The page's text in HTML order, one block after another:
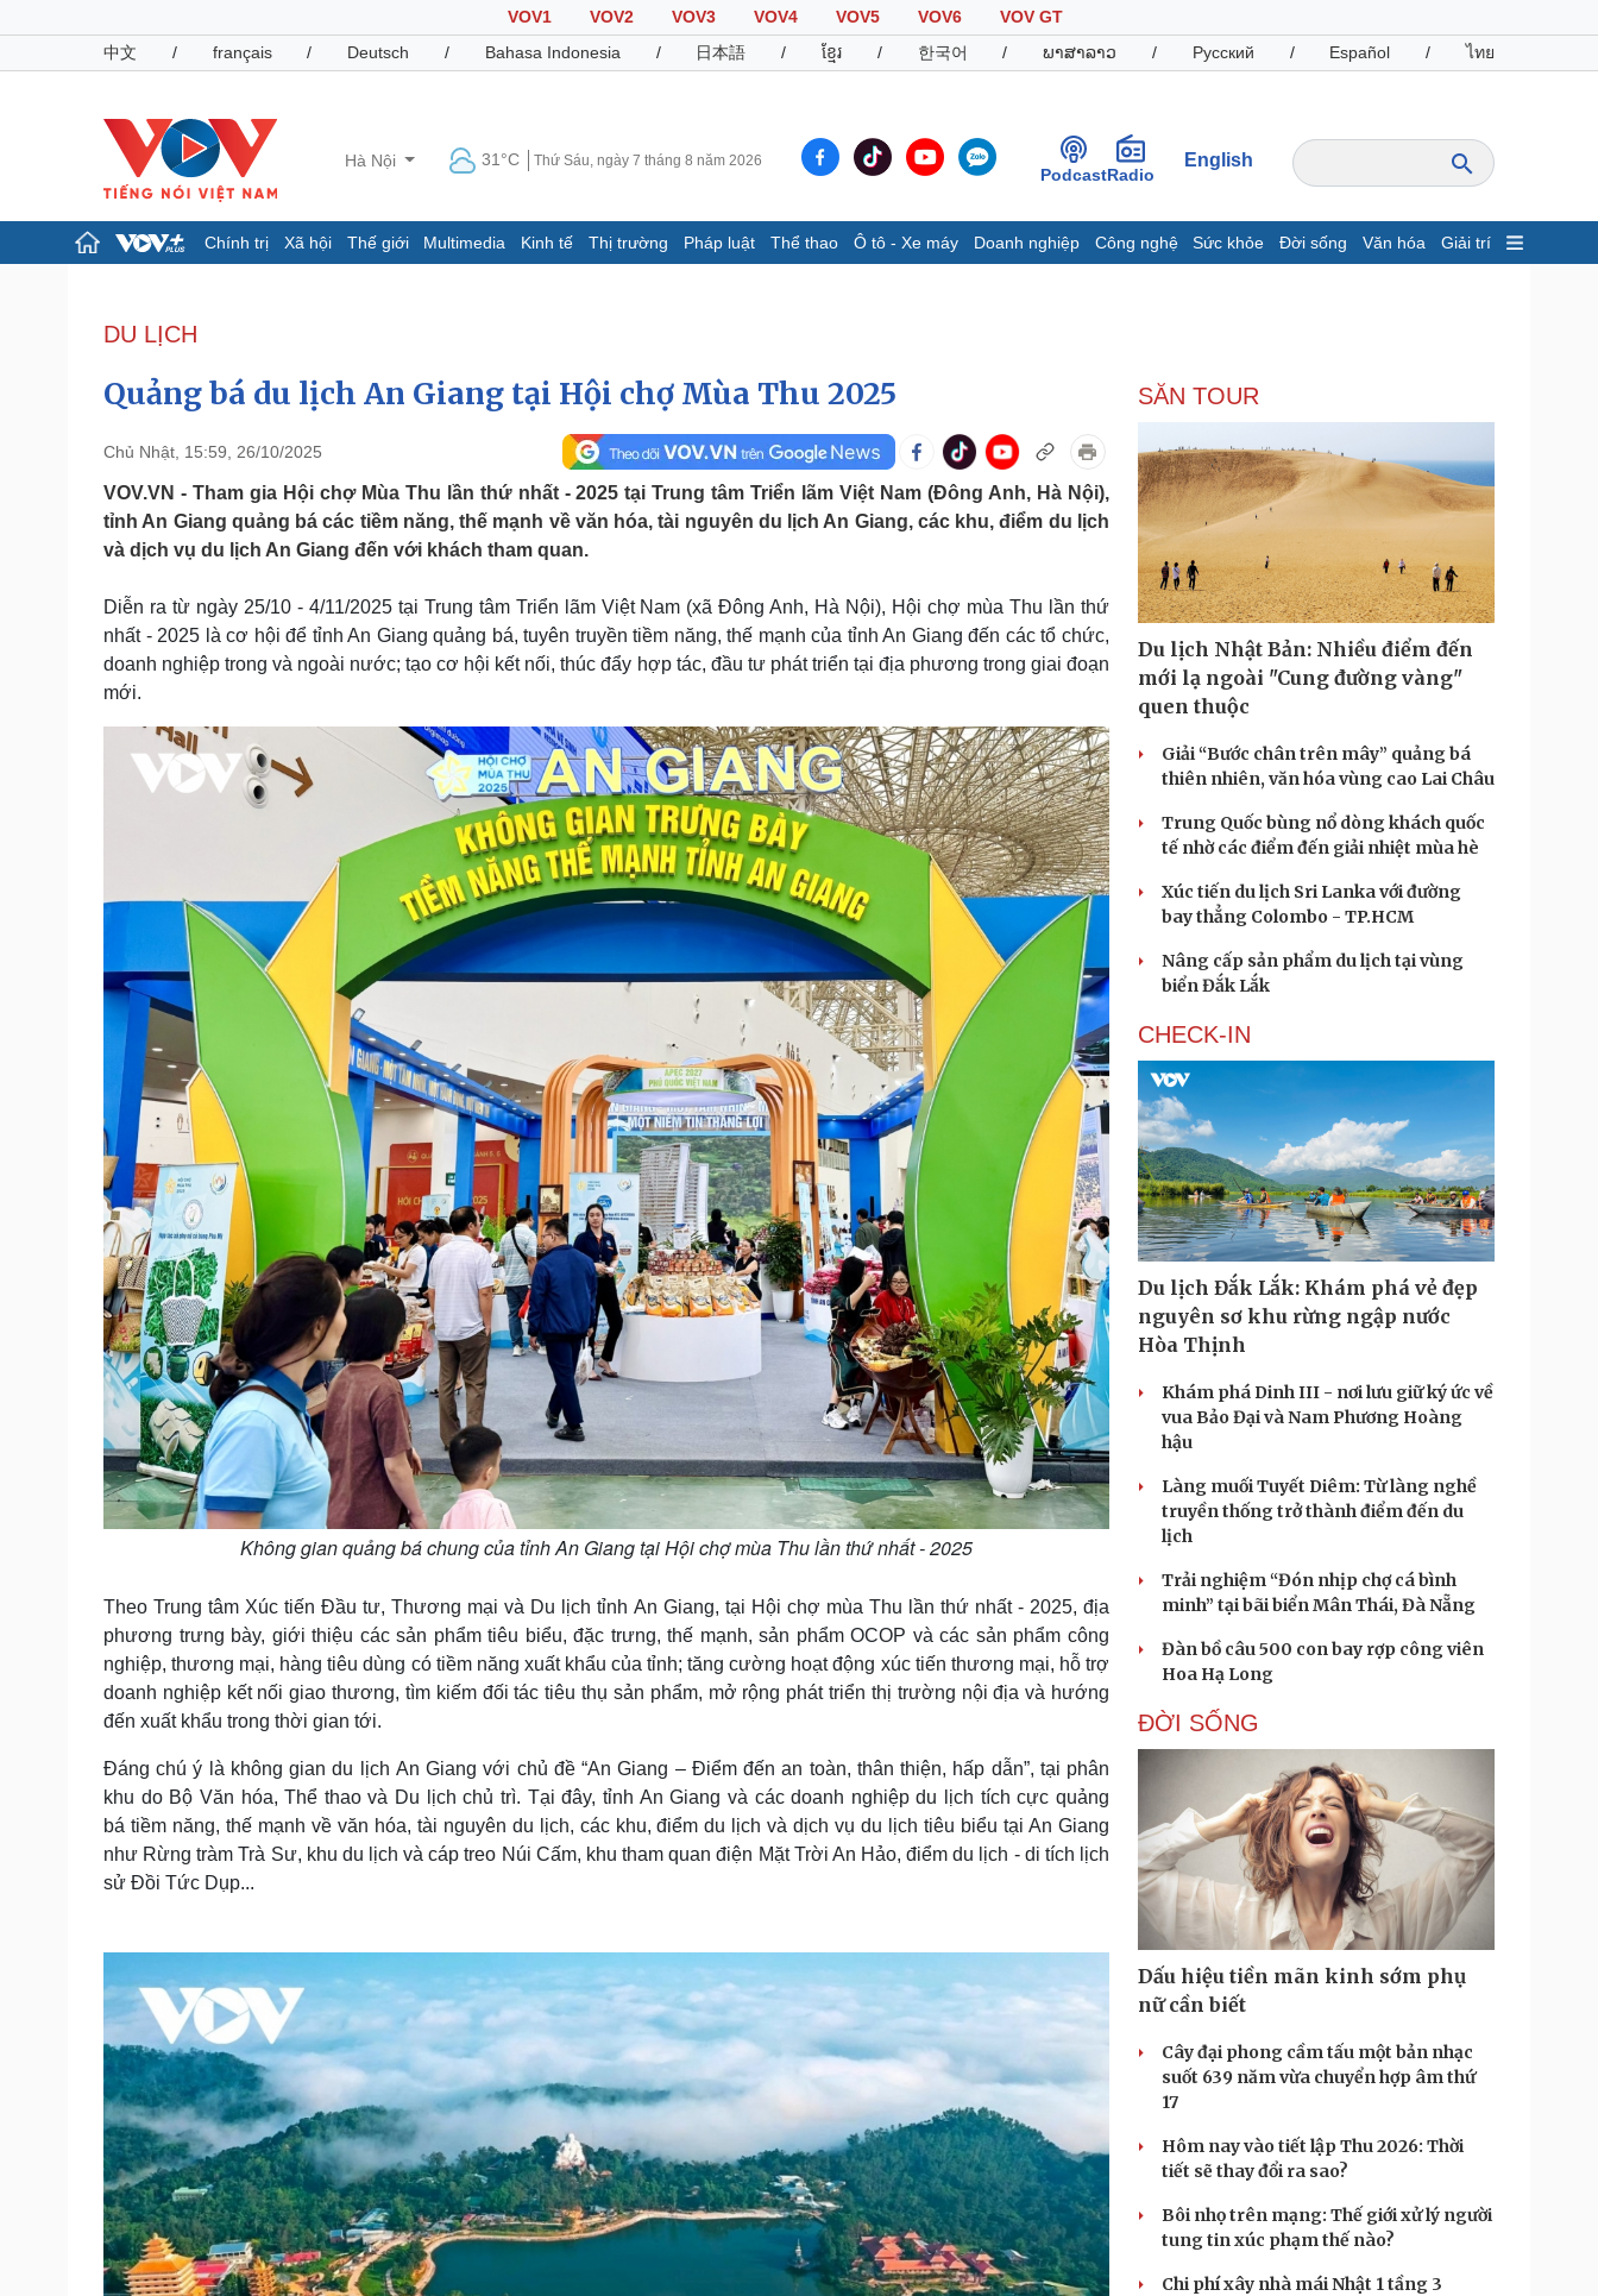
VOV1 VOV2 VOV3 VOV4 VOV5 VOV6
VOV GT
中文
/ français / Deutsch / Bahasa Indonesia / 日本語 / ខ្មែរ / 한국어 / ພາສາລາວ / Русский / Español / ไทย
Hà Nội 31°C Thứ Sáu, ngày 7 tháng 8 năm 2026
PodcastRadio
English
Chính trị Xã hội Thế giới Multimedia Kinh tế Thị trường Pháp luật Thể thao Ô tô - Xe máy Doanh nghiệp Công nghệ Sức khỏe Đời sống Văn hóa Giải trí
Đảng
Tổ chức nhân sự
Quốc hội
Nhận diện sự thật
Dấu ấn VOV
Infographic
Giá cà phê
Pháp luật
Vụ án
Tin nóng
Quân sự - Quốc phòng
Vũ khí
Việt Nam
Thể thao
Bóng đá
eSports
Hậu trường
Ô tô - Xe máy
Ô tô
Doanh nghiệp
Thông tin doanh nghiệp
Doanh nghiệp 24h
Doanh nhân
Vì cộng đồng
Công nghệ
Tin Công nghệ
Trải nghiệm
Chuyển đổi số
Sức khỏe
Dinh dưỡng - món ngon
Sản phụ khoa
Nhi khoa
Nam khoa
Đời sống
Tình yêu - Gia đình
Văn hóa
Âm nhạc
Di sản
Giải trí
Sao Việt
Du lịch
check-in
Podcast
Câu chuyện thời sự
Cửa sổ tình yêu
Kể chuyện cho bé
Hạt giống tâm hồn
Cải chính
DU LỊCH
Quảng bá du lịch An Giang tại Hội chợ Mùa Thu 2025
Chủ Nhật, 15:59, 26/10/2025
VOV.VN - Tham gia Hội chợ Mùa Thu lần thứ nhất - 2025 tại Trung tâm Triển lãm Việt Nam (Đông Anh, Hà Nội),
tỉnh An Giang quảng bá các tiềm năng, thế mạnh về văn hóa, tài nguyên du lịch An Giang, các khu, điểm du lịch
và dịch vụ du lịch An Giang đến với khách tham quan.
Diễn ra từ ngày 25/10 - 4/11/2025 tại Trung tâm Triển lãm Việt Nam (xã Đông Anh, Hà Nội), Hội chợ mùa Thu lần thứ
nhất - 2025 là cơ hội để tỉnh An Giang quảng bá, tuyên truyền tiềm năng, thế mạnh của tỉnh An Giang đến các tổ chức,
doanh nghiệp trong và ngoài nước; tạo cơ hội kết nối, thúc đẩy hợp tác, đầu tư phát triển tại địa phương trong giai đoạn
mới.
Không gian quảng bá chung của tỉnh An Giang tại Hội chợ mùa Thu lần thứ nhất - 2025
Theo Trung tâm Xúc tiến Đầu tư, Thương mại và Du lịch tỉnh An Giang, tại Hội chợ mùa Thu lần thứ nhất - 2025, địa
phương trưng bày, giới thiệu các sản phẩm tiêu biểu, đặc trưng, thế mạnh, sản phẩm OCOP và các sản phẩm công
nghiệp, thương mại, hàng tiêu dùng có tiềm năng xuất khẩu của tỉnh; tăng cường hoạt động xúc tiến thương mại, hỗ trợ
doanh nghiệp kết nối giao thương, tìm kiếm đối tác tiêu thụ sản phẩm, mở rộng phát triển thị trường nội địa và hướng
đến xuất khẩu trong thời gian tới.
Đáng chú ý là không gian du lịch An Giang với chủ đề “An Giang – Điểm đến an toàn, thân thiện, hấp dẫn”, tại phân
khu do Bộ Văn hóa, Thể thao và Du lịch chủ trì. Tại đây, tỉnh An Giang và các doanh nghiệp du lịch tích cực quảng
bá tiềm năng, thế mạnh về văn hóa, tài nguyên du lịch, các khu, điểm du lịch và dịch vụ du lịch tiêu biểu tại An Giang
như Rừng tràm Trà Sư, khu du lịch và cáp treo Núi Cấm, khu tham quan điện Mặt Trời An Hảo, điểm du lịch - di tích lịch
sử Đồi Tức Dụp...
SĂN TOUR
Du lịch Nhật Bản: Nhiều điểm đến
mới lạ ngoài "Cung đường vàng"
quen thuộc
Giải “Bước chân trên mây” quảng bá
thiên nhiên, văn hóa vùng cao Lai Châu
Trung Quốc bùng nổ dòng khách quốc
tế nhờ các điểm đến giải nhiệt mùa hè
Xúc tiến du lịch Sri Lanka với đường
bay thẳng Colombo - TP.HCM
Nâng cấp sản phẩm du lịch tại vùng
biển Đắk Lắk
CHECK-IN
Du lịch Đắk Lắk: Khám phá vẻ đẹp
nguyên sơ khu rừng ngập nước
Hòa Thịnh
Khám phá Dinh III - nơi lưu giữ ký ức về
vua Bảo Đại và Nam Phương Hoàng
hậu
Làng muối Tuyết Diêm: Từ làng nghề
truyền thống trở thành điểm đến du
lịch
Trải nghiệm “Đón nhịp chợ cá bình
minh” tại bãi biển Mân Thái, Đà Nẵng
Đàn bồ câu 500 con bay rợp công viên
Hoa Hạ Long
ĐỜI SỐNG
Dấu hiệu tiền mãn kinh sớm phụ
nữ cần biết
Cây đại phong cầm tấu một bản nhạc
suốt 639 năm vừa chuyển hợp âm thứ
17
Hôm nay vào tiết lập Thu 2026: Thời
tiết sẽ thay đổi ra sao?
Bôi nhọ trên mạng: Thế giới xử lý người
tung tin xúc phạm thế nào?
Chi phí xây nhà mái Nhật 1 tầng 3